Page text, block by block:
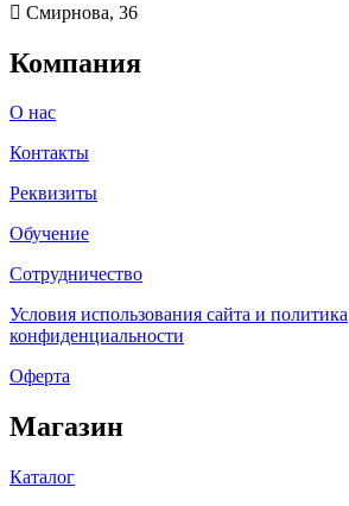
Смирнова, 36
Компания
О нас
Контакты
Реквизиты
Обучение
Сотрудничество
Условия использования сайта и политика
конфиденциальности
Оферта
Магазин
Каталог